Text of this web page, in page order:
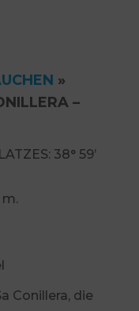
»
–
38° 59’
Conillera, die